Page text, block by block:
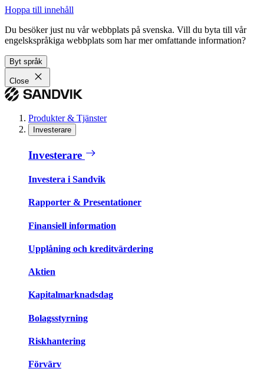
Hoppa till innehåll
Du besöker just nu vår webbplats på svenska. Vill du byta till vår
engelskspråkiga webbplats som har mer omfattande information?
Byt språk
Close
Produkter & Tjänster
Investerare
Investerare
Investera i Sandvik
Rapporter & Presentationer
Finansiell information
Upplåning och kreditvärdering
Aktien
Kapitalmarknadsdag
Bolagsstyrning
Riskhantering
Förvärv